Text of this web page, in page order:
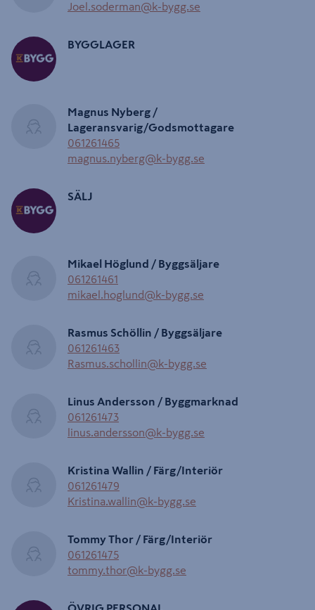
Joel.soderman@k-bygg.se
BYGGLAGER
Magnus Nyberg /
Lageransvarig/Godsmottagare
061261465
magnus.nyberg@k-bygg.se
SÄLJ
Mikael Höglund / Byggsäljare
061261461
mikael.hoglund@k-bygg.se
Rasmus Schöllin / Byggsäljare
061261463
Rasmus.schollin@k-bygg.se
Linus Andersson / Byggmarknad
061261473
linus.andersson@k-bygg.se
Kristina Wallin / Färg/Interiör
061261479
Kristina.wallin@k-bygg.se
Tommy Thor / Färg/Interiör
061261475
tommy.thor@k-bygg.se